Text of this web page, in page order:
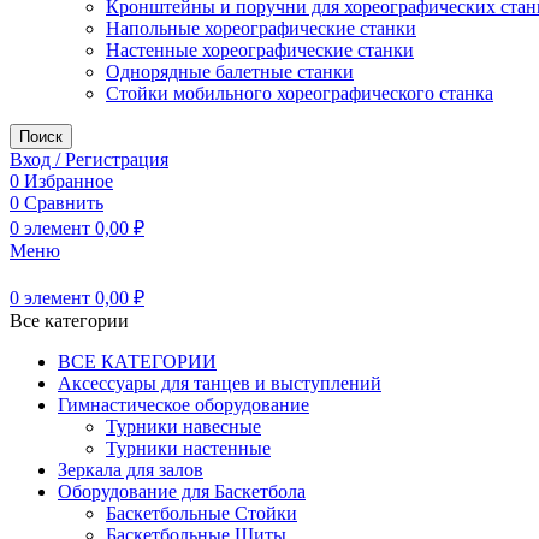
Кронштейны и поручни для хореографических
Напольные хореографические станки
Настенные хореографические станки
Однорядные балетные станки
Стойки мобильного хореографического станка
Поиск
Вход / Регистрация
0 Избранное
0 Сравнить
0 элемент 0,00 ₽
Меню
0 элемент 0,00 ₽
Все категории
ВСЕ КАТЕГОРИИ
Аксессуары для танцев и выступлений
Гимнастическое оборудование
Турники навесные
Турники настенные
Зеркала для залов
Оборудование для Баскетбола
Баскетбольные Стойки
Баскетбольные Щиты